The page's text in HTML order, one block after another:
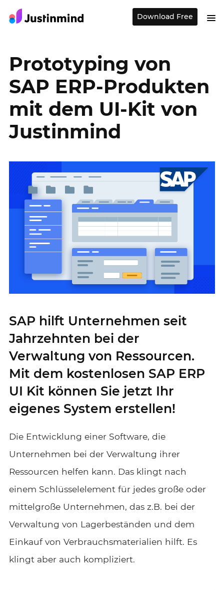
Download Free
Prototyping von
SAP ERP-Produkten
mit dem UI-Kit von
Justinmind
SAP hilft Unternehmen seit
Jahrzehnten bei der
Verwaltung von Ressourcen.
Mit dem kostenlosen SAP ERP
UI Kit können Sie jetzt Ihr
eigenes System erstellen!
Die Entwicklung einer Software, die
Unternehmen bei der Verwaltung ihrer
Ressourcen helfen kann. Das klingt nach
einem Schlüsselelement für jedes große oder
mittelgroße Unternehmen, das z.B. bei der
Verwaltung von Lagerbeständen und dem
Einkauf von Verbrauchsmaterialien hilft. Es
klingt aber auch kompliziert.